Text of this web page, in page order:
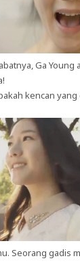
Ga
kencan
Seorang gadis